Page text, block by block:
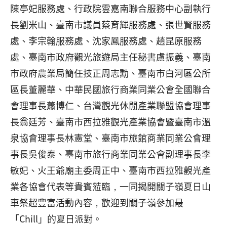
陳亭妃服務處、行政院雲嘉南聯合服務中心副執行
長劉米山、臺南市議員蔡育輝服務處、張世賢服務
處、李宗翰服務處、沈家鳳服務處、趙昆原服務
處、臺南市政府觀光旅遊局主任秘書盧振義、臺南
市政府農業局簡任技正周志勳、臺南市白河區公所
區長董麗華、中華民國旅行商業同業公會全國聯合
會理事長蕭博仁、台灣觀光休閒產業聯盟協會理事
長翁廷芳、臺南市西拉雅觀光產業協會暨臺南市溫
泉協會理事長林憲堂、臺南市旅館商業同業公會理
事長吳俊泰、臺南市旅行商業同業公會副理事長李
敏妃、火王爺廟主委周正中、臺南市西拉雅觀光產
業各協會代表等貴賓蒞臨，一同揭開關子嶺夏日山
車祭超豐富活動內容，歡迎到關子嶺參加最
「Chill」的夏日派對。